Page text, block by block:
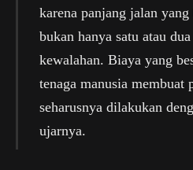
karena panjang jalan
bukan hanya satu atau
kewalahan. Biaya yang
tenaga manusia membuat
seharusnya dilakukan
ujarnya.